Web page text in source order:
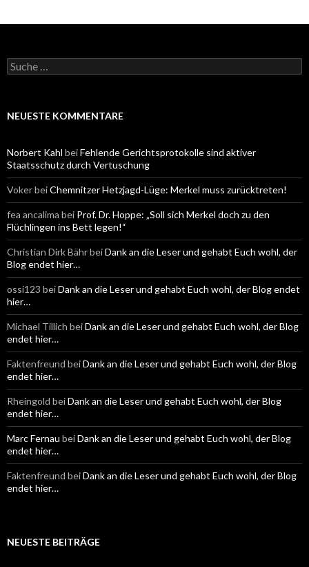
S
u
e
c
h
:
NEUESTE KOMMENTARE
Norbert Kahl beiFehlende Gerichtsprotokolle sind aktiver
Staatsschutz durch Vertuschung
VokerbeiChemnitzer Hetzjagd-Lüge: Merkel muss zurücktreten!
fea ancalima bei Prof. Dr. Hoppe: „Soll sich Merkel doch zu den
Flüchlingen ins Bett legen!“
Christian Dirk BährbeiDank an die Leser und gehabt Euch wohl, der
Blog endet hier…
ossi123 beiDank an die Leser und gehabt Euch wohl, der Blog endet
hier…
Michael Tillich beiDank an die Leser und gehabt Euch wohl, der Blog
endet hier…
Faktenfreund beiDank an die Leser und gehabt Euch wohl, der Blog
endet hier…
Rheingold beiDank an die Leser und gehabt Euch wohl, der Blog
endet hier…
Marc Fernau beiDank an die Leser und gehabt Euch wohl, der Blog
endet hier…
Faktenfreund beiDank an die Leser und gehabt Euch wohl, der Blog
endet hier…
NEUESTE BEITRÄGE